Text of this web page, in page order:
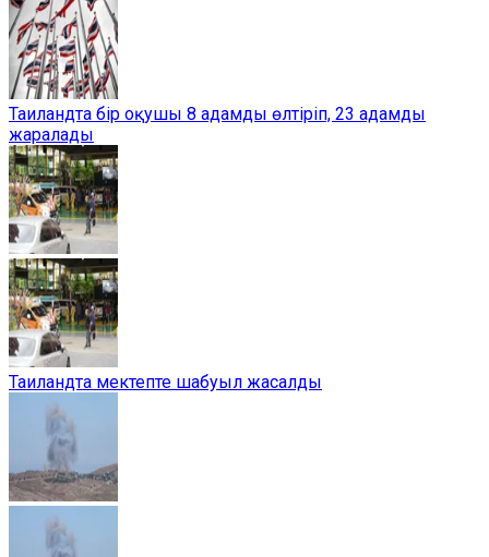
Таиландта бір оқушы 8 адамды өлтіріп, 23 адамды
жаралады
Таиландта мектепте шабуыл жасалды